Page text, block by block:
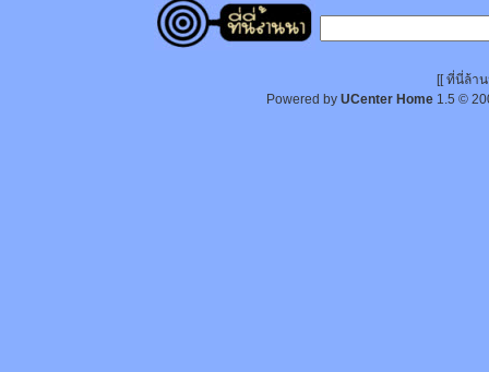
[[ ที่นี่ล้า
Powered by UCenter Home 1.5 ©